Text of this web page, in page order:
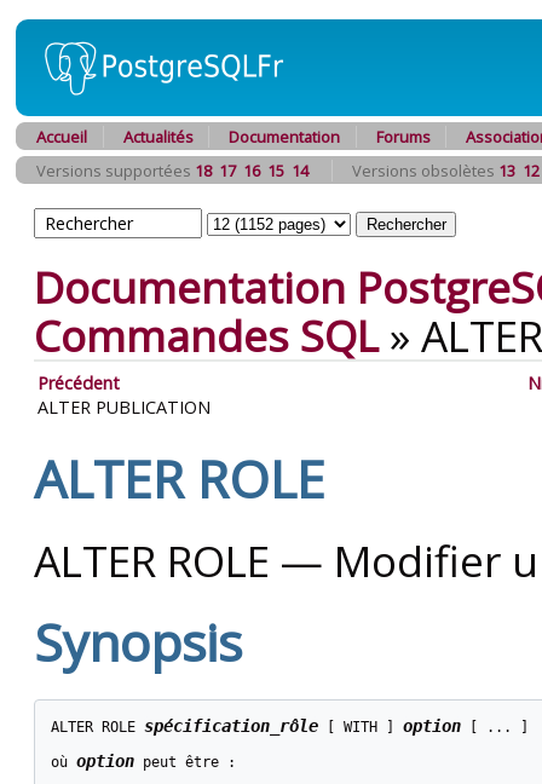
Accueil Actualités Documentation Forums
Versions supportées 18 17 16 15 14 Versions obsolètes 13 12
Documentation
Commandes SQL»
Précédent
ALTER PUBLICATION
ALTER ROLE
ALTER ROLE — Modifier
Synopsis
ALTER ROLE spécification_rôle [ WITH ] option [ ... ]
où option peut être :